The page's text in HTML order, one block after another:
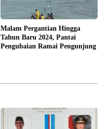
Malam Pergantian Hingga
Tahun Baru 2024, Pantai
Pengubaian Ramai Pengunjung